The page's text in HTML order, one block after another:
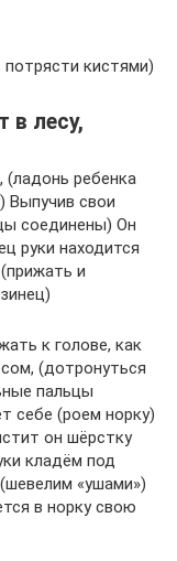
потрясти кистями)
в лесу,
(ладонь ребенка
Выпучив свои
соединены) Он
руки находится
и
к голове, как
(дотронуться
пальцы
себе (роем норку)
он шёрстку
кладём под
«ушами»)
в норку свою